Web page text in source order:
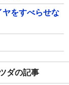
をすべらせな
ダの記事